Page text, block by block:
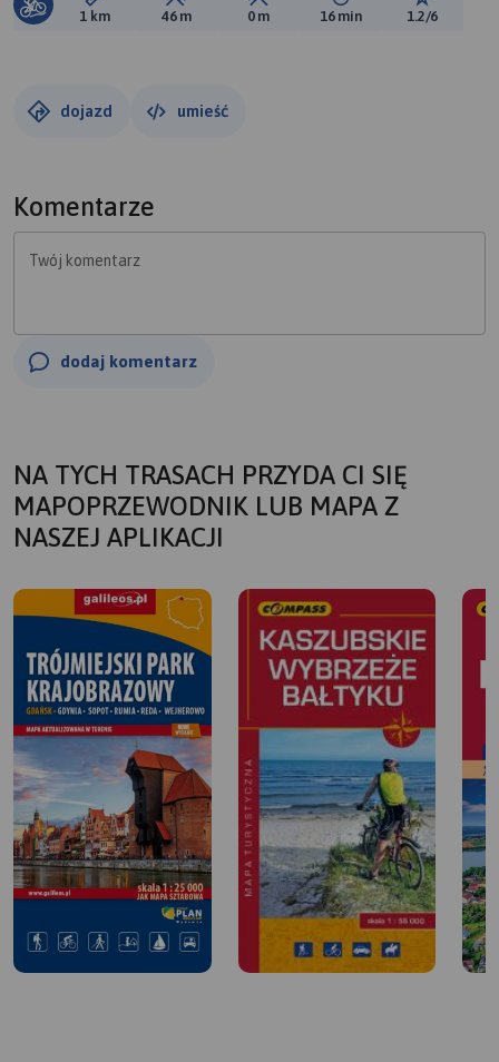
Długość trasy:
1 km Suma przewyższeń:
46 m Suma spadków:
0 m Średni czas potrzebny
16 min Ocena
1.2/6
dojazd umieść
Komentarze
Twój komentarz
dodaj komentarz
NA TYCH TRASACH PRZYDA CI SIĘ
MAPOPRZEWODNIK LUB MAPA Z
NASZEJ APLIKACJI